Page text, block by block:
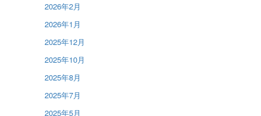
2026年2月
2026年1月
2025年12月
2025年10月
2025年8月
2025年7月
2025年5月